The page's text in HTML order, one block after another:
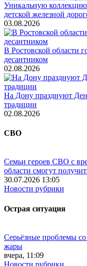
Уникальную коллекцию
детской железной
03.08.2026
В Ростовской области
десантником
02.08.2026
На Дону празднуют
традиции
02.08.2026
СВО
Семьи героев СВО с
области смогут
30.07.2026 13:05
Новости рубрики
Острая ситуация
Серьёзные проблемы со
жары
вчера, 11:09
Новости рубрики